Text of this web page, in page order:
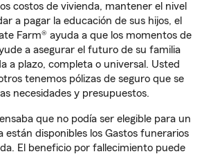
costos de vivienda, mantener el nivel
a pagar la educación de sus hijos, el
Farm® ayuda a que los momentos de
a asegurar el futuro de su familia
a plazo, completa o universal. Usted
tenemos pólizas de seguro que se
necesidades y presupuestos.
que no podía ser elegible para un
están disponibles los Gastos funerarios
El beneficio por fallecimiento puede